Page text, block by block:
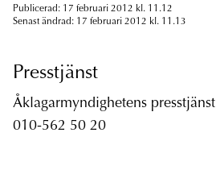
Publicerad: 17 februari 2012 kl. 11.12
Senast ändrad: 17 februari 2012 kl. 11.13
Presstjänst
Åklagarmyndighetens presstjänst
010-562 50 20